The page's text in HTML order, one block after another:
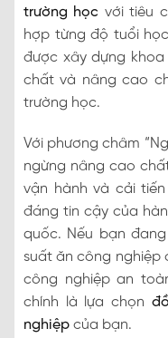
trường học với tiêu
hợp từng độ tuổi
được xây dựng
chất và nâng cao
trường học.
Với phương châm
ngừng nâng cao
vận hành và cải
đáng tin cậy của
quốc. Nếu bạn
suất ăn công nghiệp
công nghiệp an
chính là lựa chọn
nghiệp của bạn.